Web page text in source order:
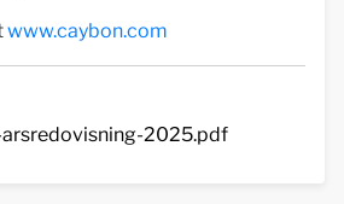
www.caybon.com
arsredovisning-2025.pdf